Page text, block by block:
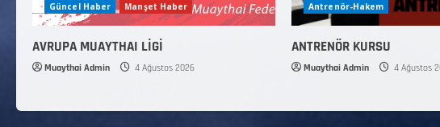
Güncel Haber Manşet Haber
AVRUPA MUAYTHAI LİGİ
Muaythai Admin 4 Ağustos 2026
Antrenör-Hakem
ANTRENÖR KURSU
Muaythai Admin 4 Ağustos